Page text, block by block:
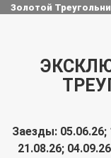
Золотой
Заезды: 05.06.26;
21.08.26;